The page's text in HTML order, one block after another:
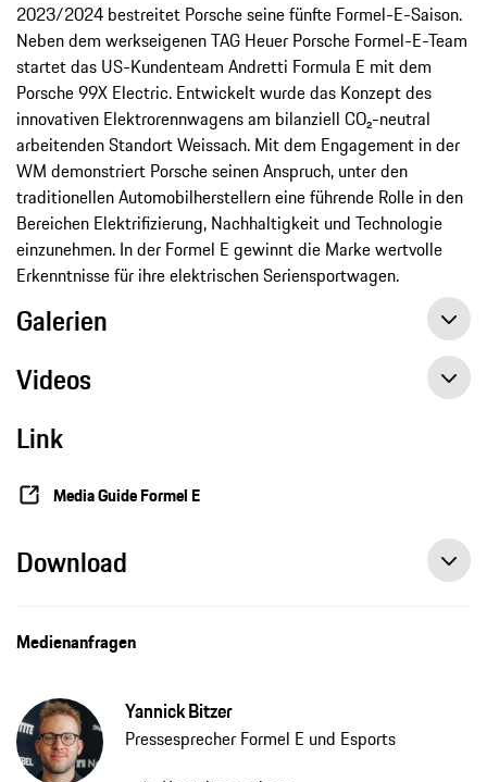
2023/2024 bestreitet Porsche seine fünfte Formel-E-Saison.
Neben dem werkseigenen TAG Heuer Porsche Formel-E-Team
startet das US-Kundenteam Andretti Formula E mit dem
Porsche 99X Electric. Entwickelt wurde das Konzept des
innovativen Elektrorennwagens am bilanziell CO₂-neutral
arbeitenden Standort Weissach. Mit dem Engagement in der
WM demonstriert Porsche seinen Anspruch, unter den
traditionellen Automobilherstellern eine führende Rolle in den
Bereichen Elektrifizierung, Nachhaltigkeit und Technologie
einzunehmen. In der Formel E gewinnt die Marke wertvolle
Erkenntnisse für ihre elektrischen Seriensportwagen.
Galerien
Videos
Link
Media Guide Formel E
Download
Medienanfragen
Yannick Bitzer
Pressesprecher Formel E und Esports